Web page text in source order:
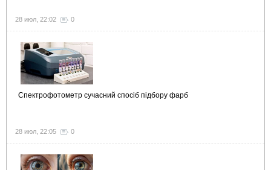
28 июл, 22:02 0
Спектрофотометр сучасний спосіб підбору фарб
28 июл, 22:05 0